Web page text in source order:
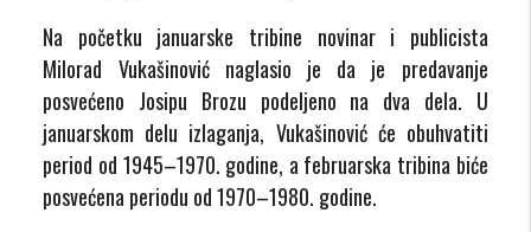
Na početku januarske tribine novinar i publicista
Milorad Vukašinović naglasio je da je predavanje
posvećeno Josipu Brozu podeljeno na dva dela. U
januarskom delu izlaganja, Vukašinović će obuhvatiti
period od 1945–1970. godine, a februarska tribina biće
posvećena periodu od 1970–1980. godine.